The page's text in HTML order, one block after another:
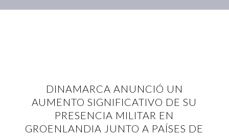
DINAMARCA ANUNCIÓ UN
AUMENTO SIGNIFICATIVO DE SU
PRESENCIA MILITAR EN
GROENLANDIA JUNTO A PAÍSES DE